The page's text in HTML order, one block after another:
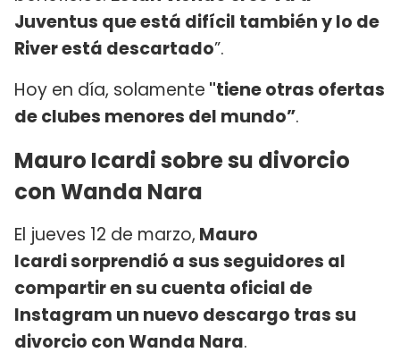
Juventus que está difícil también y lo de
River está descartado”.
Hoy en día, solamente "tiene otras ofertas
de clubes menores del mundo”.
Mauro Icardi sobre su divorcio
con Wanda Nara
El jueves 12 de marzo, Mauro
Icardi sorprendió a sus seguidores al
compartir en su cuenta oficial de
Instagram un nuevo descargo tras su
divorcio con Wanda Nara.